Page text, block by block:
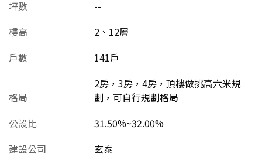
坪數
--
樓高
2、12層
戶數
141戶
格局
2房，3房，4房，頂樓做挑高六米規
劃，可自行規劃格局
公設比
31.50%~32.00%
建設公司
玄泰